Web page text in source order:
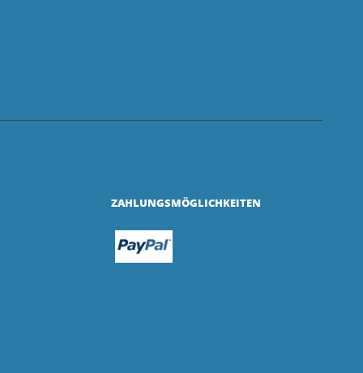
ZAHLUNGSMÖGLICHKEITEN